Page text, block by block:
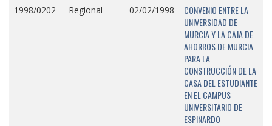
1998/0202 Regional 02/02/1998
CONVENIO ENTRE LA
UNIVERSIDAD DE
MURCIA Y LA CAJA DE
AHORROS DE MURCIA
PARA LA
CONSTRUCCIÓN DE LA
CASA DEL ESTUDIANTE
EN EL CAMPUS
UNIVERSITARIO DE
ESPINARDO